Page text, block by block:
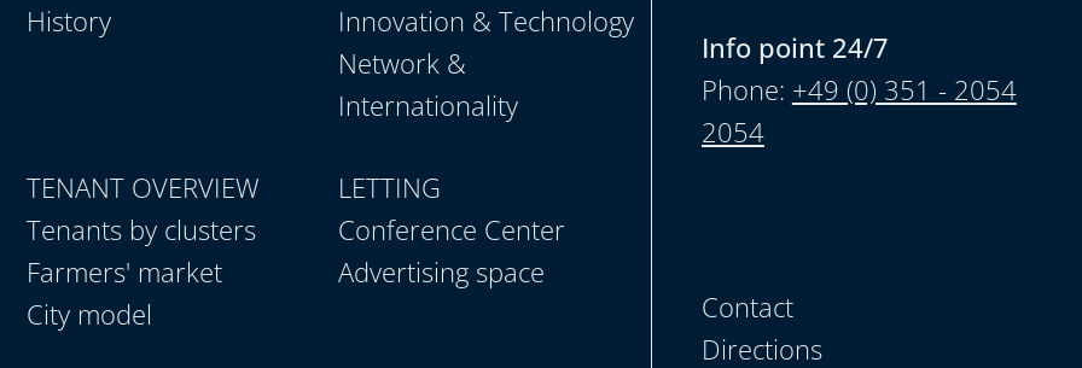
History
Innovation & Technology
Network &
Internationality
TENANT OVERVIEW
Tenants by clusters
Farmers' market
City model
LETTING
Conference Center
Advertising space
Info point 24/7
Phone: +49 (0) 351 - 2054
2054
Contact
Directions